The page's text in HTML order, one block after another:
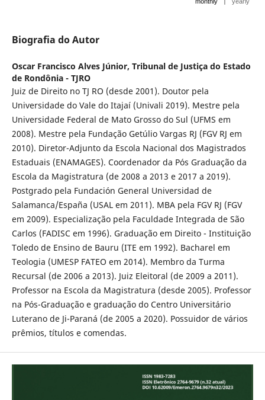
Biografia do Autor
Oscar Francisco Alves Júnior, Tribunal de Justiça do Estado
de Rondônia - TJRO
Juiz de Direito no TJ RO (desde 2001). Doutor pela
Universidade do Vale do Itajaí (Univali 2019). Mestre pela
Universidade Federal de Mato Grosso do Sul (UFMS em
2008). Mestre pela Fundação Getúlio Vargas RJ (FGV RJ em
2010). Diretor-Adjunto da Escola Nacional dos Magistrados
Estaduais (ENAMAGES). Coordenador da Pós Graduação da
Escola da Magistratura (de 2008 a 2013 e 2017 a 2019).
Postgrado pela Fundación General Universidad de
Salamanca/España (USAL em 2011). MBA pela FGV RJ (FGV
em 2009). Especialização pela Faculdade Integrada de São
Carlos (FADISC em 1996). Graduação em Direito - Instituição
Toledo de Ensino de Bauru (ITE em 1992). Bacharel em
Teologia (UMESP FATEO em 2014). Membro da Turma
Recursal (de 2006 a 2013). Juiz Eleitoral (de 2009 a 2011).
Professor na Escola da Magistratura (desde 2005). Professor
na Pós-Graduação e graduação do Centro Universitário
Luterano de Ji-Paraná (de 2005 a 2020). Possuidor de vários
prêmios, títulos e comendas.